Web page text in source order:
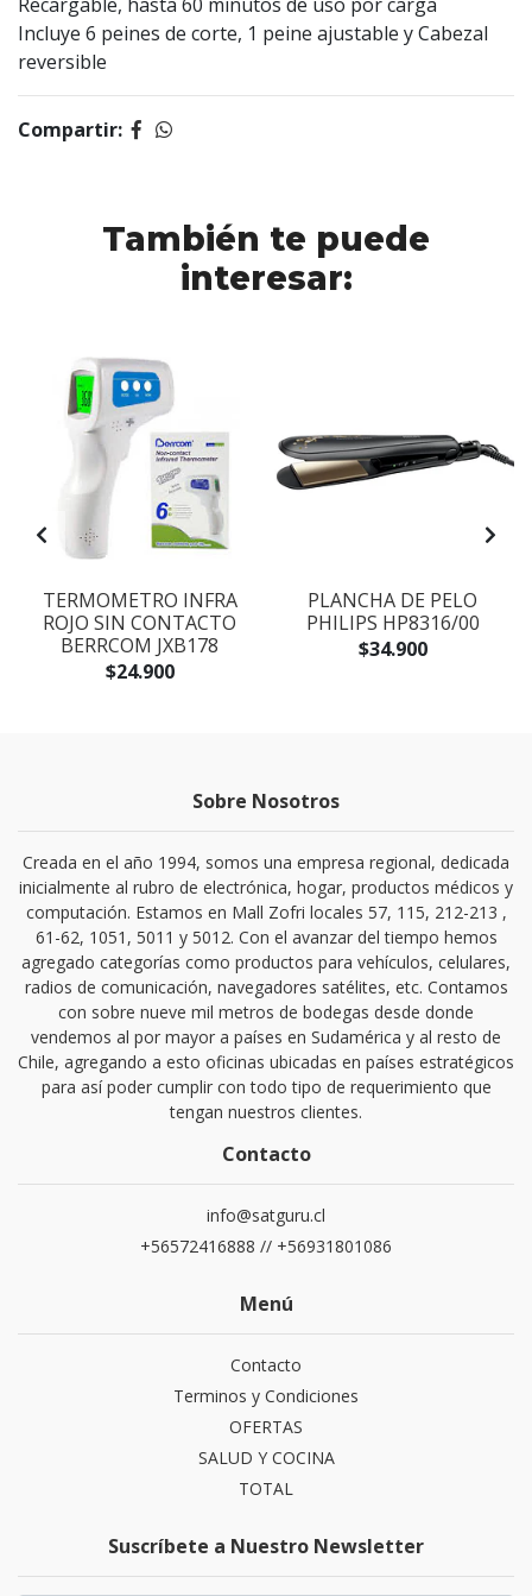
Incluye 6 peines de corte, 1 peine ajustable y Cabezal
reversible
Compartir:
También te puede
interesar:
TERMOMETRO INFRA
ROJO SIN CONTACTO
BERRCOM JXB178
$24.900
PLANCHA DE PELO
PHILIPS HP8316/00
$34.900
Sobre Nosotros
Creada en el año 1994, somos una empresa regional, dedicada
inicialmente al rubro de electrónica, hogar, productos médicos y
computación. Estamos en Mall Zofri locales 57, 115, 212-213 ,
61-62, 1051, 5011 y 5012. Con el avanzar del tiempo hemos
agregado categorías como productos para vehículos, celulares,
radios de comunicación, navegadores satélites, etc. Contamos
con sobre nueve mil metros de bodegas desde donde
vendemos al por mayor a países en Sudamérica y al resto de
Chile, agregando a esto oficinas ubicadas en países estratégicos
para así poder cumplir con todo tipo de requerimiento que
tengan nuestros clientes.
Contacto
info@satguru.cl
+56572416888 // +56931801086
Menú
Contacto
Terminos y Condiciones
OFERTAS
SALUD Y COCINA
TOTAL
Suscríbete a Nuestro Newsletter